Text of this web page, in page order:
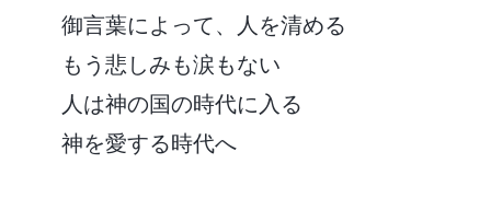
御言葉によって、人を清める
もう悲しみも涙もない
人は神の国の時代に入る
神を愛する時代へ